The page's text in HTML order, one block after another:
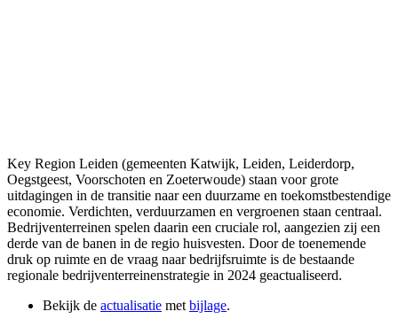
Key Region Leiden (gemeenten Katwijk, Leiden, Leiderdorp,
Oegstgeest, Voorschoten en Zoeterwoude) staan voor grote
uitdagingen in de transitie naar een duurzame en toekomstbestendige
economie. Verdichten, verduurzamen en vergroenen staan centraal.
Bedrijventerreinen spelen daarin een cruciale rol, aangezien zij een
derde van de banen in de regio huisvesten. Door de toenemende
druk op ruimte en de vraag naar bedrijfsruimte is de bestaande
regionale bedrijventerreinenstrategie in 2024 geactualiseerd.
Bekijk de actualisatie met bijlage.